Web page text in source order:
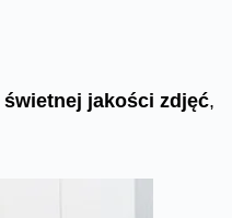
świetnej jakości zdjęć,